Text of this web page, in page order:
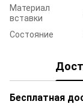
Материал
вставки
Состояние
Бесплатная